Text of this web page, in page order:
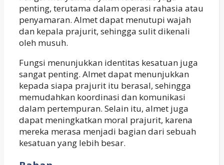
penting, terutama dalam operasi rahasia atau
penyamaran. Almet dapat menutupi wajah
dan kepala prajurit, sehingga sulit dikenali
oleh musuh.
Fungsi menunjukkan identitas kesatuan juga
sangat penting. Almet dapat menunjukkan
kepada siapa prajurit itu berasal, sehingga
memudahkan koordinasi dan komunikasi
dalam pertempuran. Selain itu, almet juga
dapat meningkatkan moral prajurit, karena
mereka merasa menjadi bagian dari sebuah
kesatuan yang lebih besar.